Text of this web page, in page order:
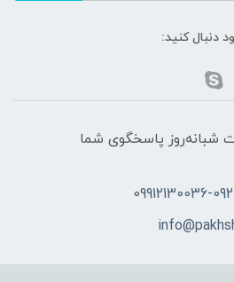
دنبال کنید:
هفته ، ۲۴ ساعت شبانه‌روز پاسخگوی شما
09912130036-